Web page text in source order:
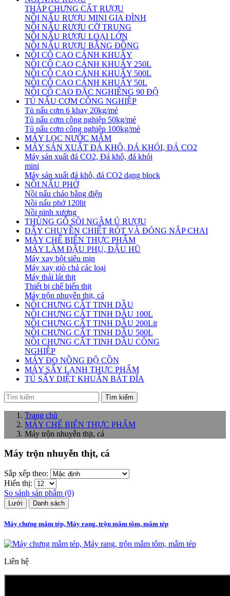
THÁP CHƯNG CẤT RƯỢU
NỒI NẤU RƯỢU MINI GIA ĐÌNH
NỒI NẤU RƯỢU CỠ TRUNG
NỒI NẤU RƯỢU LOẠI LỚN
NỒI NẤU RƯỢU BẰNG ĐỒNG
NỒI CÔ CAO CÁNH KHUẤY
NỒI CÔ CAO CÁNH KHUẤY 250L
NỒI CÔ CAO CÁNH KHUẤY 500L
NỒI CÔ CAO CÁNH KHUẤY 50L
NỒI CÔ CAO ĐẶC NGHIÊNG 90 ĐỘ
TỦ NẤU CƠM CÔNG NGHIỆP
Tủ nấu cơm 6 khay 20kg/mẻ
Tủ nấu cơm công nghiệp 50kg/mẻ
Tủ nấu cơm công nghiệp 100kg/mẻ
MÁY LỌC NƯỚC MẮM
MÁY SẢN XUẤT ĐÁ KHÔ, ĐÁ KHÓI, ĐÁ CO2
Máy sản xuất đá CO2, Đá khô, đá khói
mini
Máy sản xuất đá khô, đá CO2 dạng block
NỒI NẤU PHỞ
Nồi nấu cháo bằng điện
Nồi nấu phở 120lit
Nồi ninh xương
THÙNG GỖ SỒI NGÂM Ủ RƯỢU
DÂY CHUYỀN CHIẾT RÓT VÀ ĐÓNG NẮP CHAI
MÁY CHẾ BIẾN THỰC PHẨM
MÁY LÀM ĐẬU PHỤ, ĐẬU HŨ
Máy xay bột siêu mịn
Máy xay giò chả các loại
Máy thái lát thịt
Thiết bị chế biến thịt
Máy trộn nhuyễn thịt, cá
NỒI CHƯNG CẤT TINH DẦU
NỒI CHƯNG CẤT TINH DẦU 100L
NỒI CHƯNG CẤT TINH DẦU 200Lit
NỒI CHƯNG CẤT TINH DẦU 500L
NỒI CHƯNG CẤT TINH DẦU CÔNG
NGHIỆP
MÁY ĐO NỒNG ĐỘ CỒN
MÁY SẤY LẠNH THỰC PHẨM
TỦ SẤY DIỆT KHUẨN BÁT ĐĨA
Tìm kiếm
Trang chủ
MÁY CHẾ BIẾN THỰC PHẨM
Máy trộn nhuyễn thịt, cá
Máy trộn nhuyễn thịt, cá
Sắp xếp theo:
Hiển thị:
So sánh sản phẩm (0)
Lưới Danh sách
Máy chưng mắm tép, Máy rang, trộn mắm tôm, mắm tép
Liên hệ